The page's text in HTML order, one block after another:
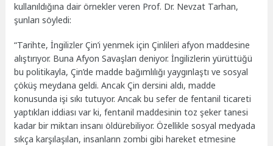
kullanıldığına dair örnekler veren Prof. Dr. Nevzat Tarhan,
şunları söyledi:
“Tarihte, İngilizler Çin’i yenmek için Çinlileri afyon maddesine
alıştırıyor. Buna Afyon Savaşları deniyor. İngilizlerin yürüttüğü
bu politikayla, Çin’de madde bağımlılığı yaygınlaştı ve sosyal
çöküş meydana geldi. Ancak Çin dersini aldı, madde
konusunda işi sıkı tutuyor. Ancak bu sefer de fentanil ticareti
yaptıkları iddiası var ki, fentanil maddesinin toz şeker tanesi
kadar bir miktarı insanı öldürebiliyor. Özellikle sosyal medyada
sıkça karşılaşılan, insanların zombi gibi hareket etmesine